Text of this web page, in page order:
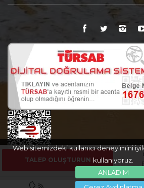
Web sitemizdeki kullanıcı deneyimini
kullanıyoruz.
ANLADIM
TALEP OLUŞTURUN